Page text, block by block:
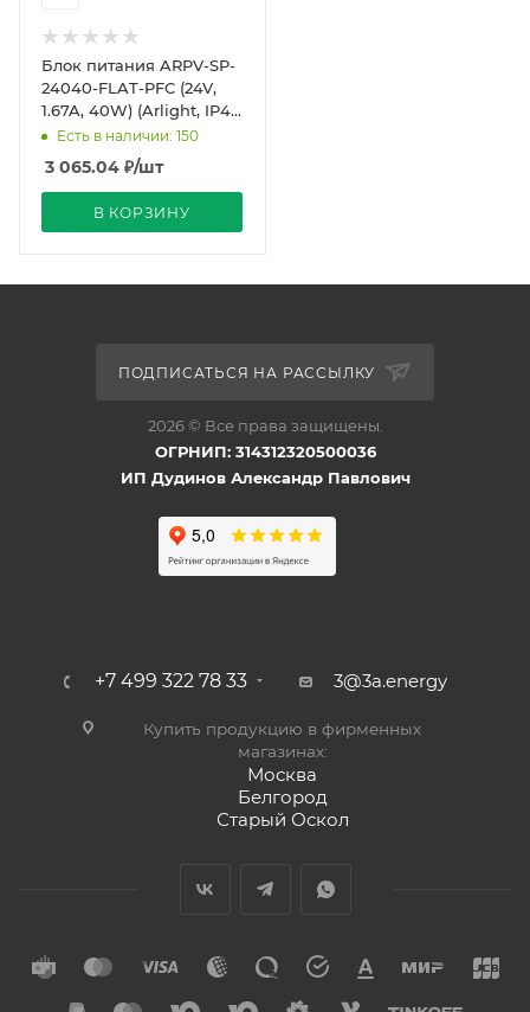
Блок питания ARPV-SP-
24040-FLAT-PFC (24V,
1.67A, 40W) (Arlight, IP44
Пластик, 5 лет)
Есть в наличии: 150
3 065.04 ₽/шт
В КОРЗИНУ
ПОДПИСАТЬСЯ НА РАССЫЛКУ
2026 © Все права защищены.
ОГРНИП: 314312320500036
ИП Дудинов Александр Павлович
+7 499 322 78 33 3@3a.energy
Купить продукцию в фирменных
магазинах:
Москва
Белгород
Старый Оскол